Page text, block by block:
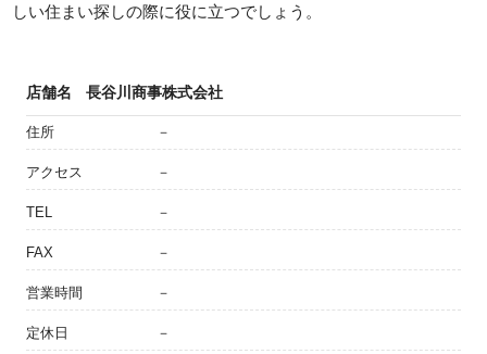
しい住まい探しの際に役に立つでしょう。
店舗名 長谷川商事株式会社
住所 －
アクセス －
TEL －
FAX －
営業時間 －
定休日 －